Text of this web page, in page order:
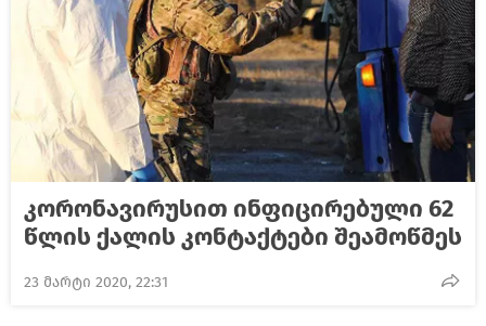
კორონავირუსით ინფიცირებული 62
წლის ქალის კონტაქტები შეამოწმეს
23 მარტი 2020, 22:31